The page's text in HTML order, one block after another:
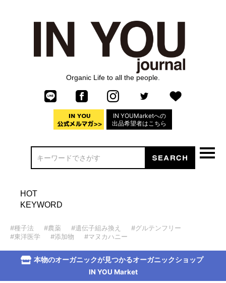
Organic Life to all the people.
IN YOUMarketへの
出品希望者はこちら
HOT
KEYWORD
#種子法 #農薬 #遺伝子組み換え
#グルテンフリー
#東洋医学
#添加物 #マヌカハニー
本物のオーガニックが見つかるオーガニックショップ
IN YOU Market